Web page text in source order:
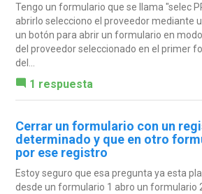
Tengo un formulario que se llama "selec
abrirlo selecciono el proveedor mediante
un botón para abrir un formulario en
del proveedor seleccionado en el primer
del...
1 respuesta
Cerrar un formulario con un
determinado y que en otro
por ese registro
Estoy seguro que esa pregunta ya esta
desde un formulario 1 abro un formulario